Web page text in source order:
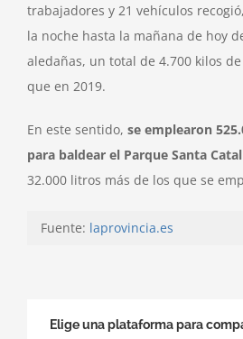
trabajadores y 21 vehículos
la noche hasta la mañana de hoy
aledañas, un total de 4.700 kilos
que en 2019.
En este sentido, se emplearon
para baldear el Parque Santa
32.000 litros más de los que se
Fuente: laprovincia.es
Elige una plataforma para